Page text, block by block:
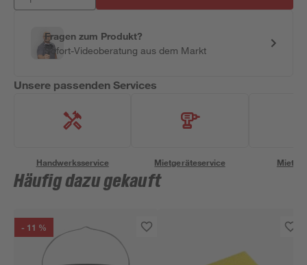
Fragen zum Produkt?
Sofort-Videoberatung aus dem Markt
Unsere passenden Services
Handwerksservice Mietgeräteservice
Häufig dazu gekauft
- 11 %